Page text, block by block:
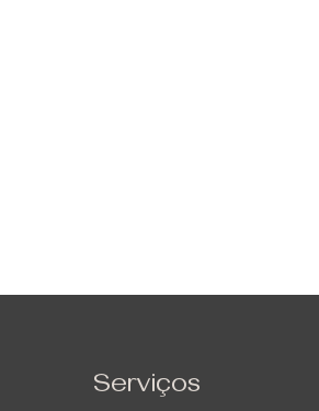
Serviços